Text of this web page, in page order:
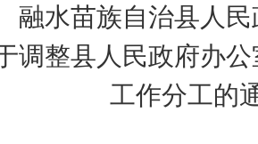
融水苗族自治县人
调整县人民政府办
工作分工的